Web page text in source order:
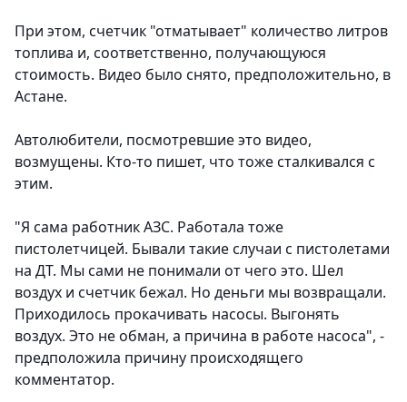
При этом, счетчик "отматывает" количество литров
топлива и, соответственно, получающуюся
стоимость. Видео было снято, предположительно, в
Астане.
Автолюбители, посмотревшие это видео,
возмущены. Кто-то пишет, что тоже сталкивался с
этим.
"Я сама работник АЗС. Работала тоже
пистолетчицей. Бывали такие случаи с пистолетами
на ДТ. Мы сами не понимали от чего это. Шел
воздух и счетчик бежал. Но деньги мы возвращали.
Приходилось прокачивать насосы. Выгонять
воздух. Это не обман, а причина в работе насоса", -
предположила причину происходящего
комментатор.